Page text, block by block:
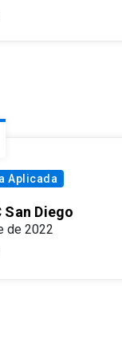
Aplicada
San Diego
de 2022